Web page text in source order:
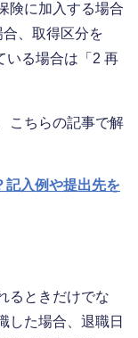
険に加入する場合
、取得区分を
いる場合は「2 再
こちらの記事で解
記入例や提出先を
るときだけでな
した場合、退職日